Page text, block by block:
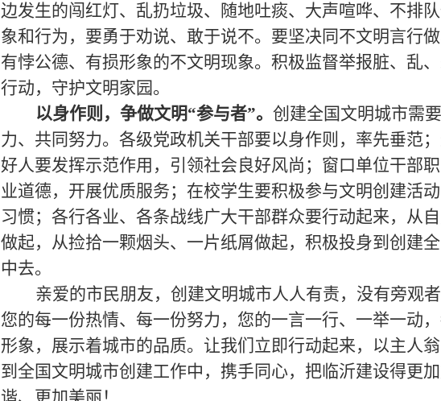
边发生的闯红灯、乱扔垃圾、随地吐痰、大声喧哗、不排
象和行为，要勇于劝说、敢于说不。要坚决同不文明言行
有悖公德、有损形象的不文明现象。积极监督举报脏、乱
行动，守护文明家园。
以身作则，争做文明“参与者”。 创建全国文明城市需
力、共同努力。各级党政机关干部要以身作则，率先垂范
好人要发挥示范作用，引领社会良好风尚；窗口单位干部
业道德，开展优质服务；在校学生要积极参与文明创建活
习惯；各行各业、各条战线广大干部群众要行动起来，从
做起，从捡拾一颗烟头、一片纸屑做起，积极投身到创建
中去。
亲爱的市民朋友，创建文明城市人人有责，没有旁观者
您的每一份热情、每一份努力，您的一言一行、一举一动
形象，展示着城市的品质。让我们立即行动起来，以主人
到全国文明城市创建工作中，携手同心，把临沂建设得更
谐、更加美丽！